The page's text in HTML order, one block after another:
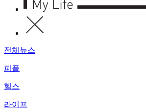
전체뉴스
피플
헬스
라이프